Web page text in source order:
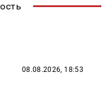
08.08.2026, 18:53